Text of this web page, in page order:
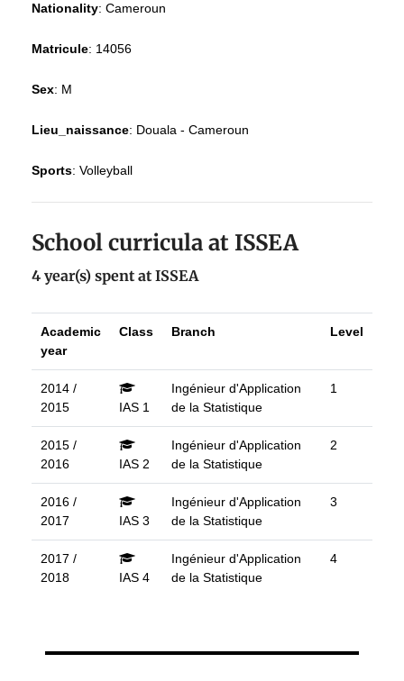
Nationality: Cameroun
Matricule: 14056
Sex: M
Lieu_naissance: Douala - Cameroun
Sports: Volleyball
School curricula at ISSEA
4 year(s) spent at ISSEA
Academic
year
Class Branch Level
2014 /
2015
IAS 1
Ingénieur d'Application
de la Statistique
1
2015 /
2016
IAS 2
Ingénieur d'Application
de la Statistique
2
2016 /
2017
IAS 3
Ingénieur d'Application
de la Statistique
3
2017 /
2018
IAS 4
Ingénieur d'Application
de la Statistique
4